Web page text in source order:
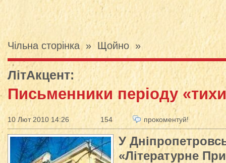
Чільна сторінка» Щойно »
ЛітАкцент:
Письменники періоду
10 Лют 2010 14:26 154 прокоментуй!
У
«Літературне